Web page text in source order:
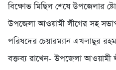
বিক্ষোভ মিছিল শেষে উপজেলার
উপজেলা আওয়ামী লীগের সহ
পরিষদের চেয়ারম্যান এখলাছুর
বক্তব্য রাখেন- উপজেলা আওয়ামী